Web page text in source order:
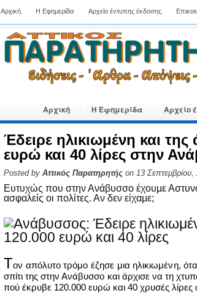
Αρχική Η Εφημερίδα Αρχείο έντυπης έκδοσης
Αρχική Η Εφημερίδα Αρχείο
Έδειρε ηλικιωμένη και
ευρώ και 40 λίρες στην
Posted by Αττικός Παρατηρητής on 13 Σεπτεμβρίου,
Ευτυχώς που στην Ανάβυσσο έχουμε
ασφαλείς οι πολίτες. Αν δεν είχαμε;
Τον απόλυτο τρόμο έζησε μια ηλικιωμένη,
σπίτι της στην Ανάβυσσο και άρχισε να τη
πού έκρυβε 120.000 ευρώ και 40 χρυσές